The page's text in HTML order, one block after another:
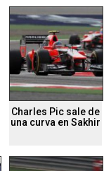
Charles Pic sale de
una curva en Sakhir